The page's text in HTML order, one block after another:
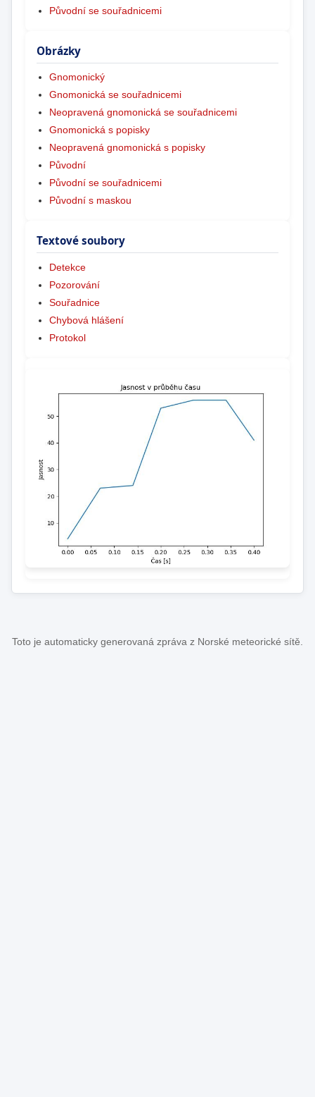
Původní se souřadnicemi
Obrázky
Gnomonický
Gnomonická se souřadnicemi
Neopravená gnomonická se souřadnicemi
Gnomonická s popisky
Neopravená gnomonická s popisky
Původní
Původní se souřadnicemi
Původní s maskou
Textové soubory
Detekce
Pozorování
Souřadnice
Chybová hlášení
Protokol
Toto je automaticky generovaná zpráva z Norské meteorické sítě.